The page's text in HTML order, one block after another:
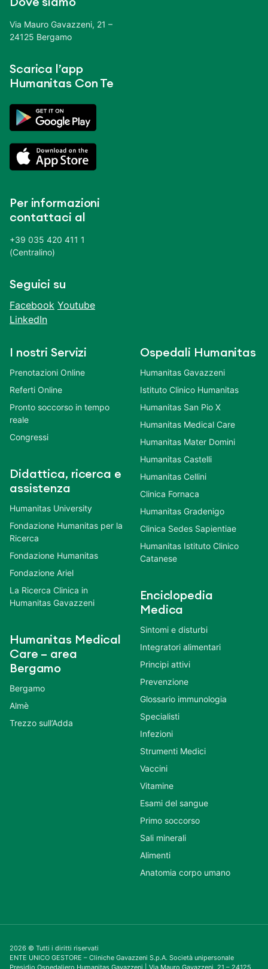
Via Mauro Gavazzeni, 21 –
24125 Bergamo
Scarica l’app
Humanitas Con Te
Per informazioni
contattaci al
+39 035 420 411 1
(Centralino)
Seguici su
Facebook Youtube
LinkedIn
I nostri Servizi
Prenotazioni Online
Referti Online
Pronto soccorso in tempo
reale
Congressi
Didattica, ricerca e
assistenza
Humanitas University
Fondazione Humanitas per la
Ricerca
Fondazione Humanitas
Fondazione Ariel
La Ricerca Clinica in
Humanitas Gavazzeni
Humanitas Medical
Care – area
Bergamo
Bergamo
Almè
Trezzo sull’Adda
Ospedali Humanitas
Humanitas Gavazzeni
Istituto Clinico Humanitas
Humanitas San Pio X
Humanitas Medical Care
Humanitas Mater Domini
Humanitas Castelli
Humanitas Cellini
Clinica Fornaca
Humanitas Gradenigo
Clinica Sedes Sapientiae
Humanitas Istituto Clinico
Catanese
Enciclopedia
Medica
Sintomi e disturbi
Integratori alimentari
Principi attivi
Prevenzione
Glossario immunologia
Specialisti
Infezioni
Strumenti Medici
Vaccini
Vitamine
Esami del sangue
Primo soccorso
Sali minerali
Alimenti
Anatomia corpo umano
2026 © Tutti i diritti riservati
ENTE UNICO GESTORE – Cliniche Gavazzeni S.p.A. Società unipersonale
Presidio Ospedaliero Humanitas Gavazzeni | Via Mauro Gavazzeni, 21 – 24125